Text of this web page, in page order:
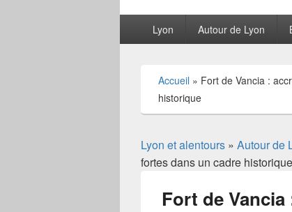
principalLyon Autour de Lyon
Accueil » Fort de Vancia :
historique
Lyon et alentours » Autour de
fortes dans un cadre historique
Fort de